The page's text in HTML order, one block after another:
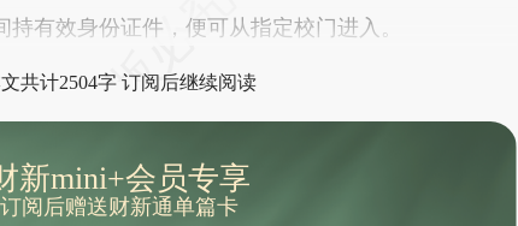
有效身份证件，便可从指定校门进入。
共计2504字 订阅后继续阅读
新mini+会员专享
订阅后赠送财新通单篇卡